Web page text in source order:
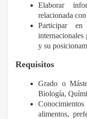
Elaborar
relacionada
Participar
internacionales
y su
Requisitos
Grado o
Biología,
alimentos,